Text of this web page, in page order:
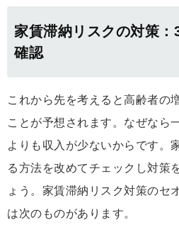
家賃滞納リスクの対策
確認
これから先を考えると高齢者の
ことが予想されます。なぜなら
よりも収入が少ないからです。
る方法を改めてチェックし対策
ょう。家賃滞納リスク対策のセ
は次のものがあります。